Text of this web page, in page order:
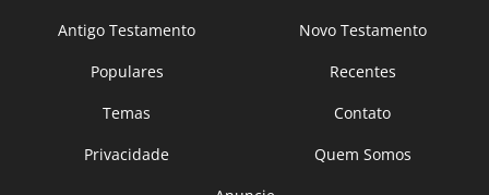
Antigo Testamento
Novo Testamento
Populares
Recentes
Temas
Contato
Privacidade
Quem Somos